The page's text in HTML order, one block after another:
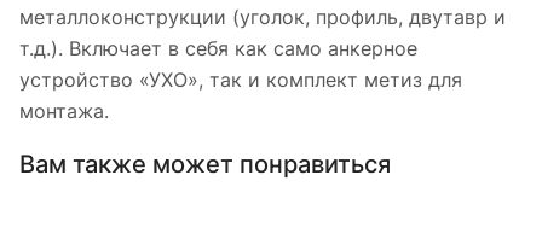
металлоконструкции (уголок, профиль, двутавр и
т.д.). Включает в себя как само анкерное
устройство «УХО», так и комплект метиз для
монтажа.
Вам также может понравиться